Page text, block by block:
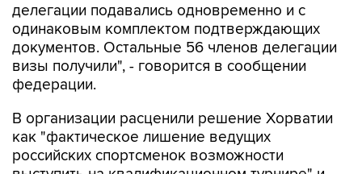
делегации подавались одновременно и с
одинаковым комплектом подтверждающих
документов. Остальные 56 членов делегации
визы получили", - говорится в сообщении
федерации.
В организации расценили решение Хорватии
как "фактическое лишение ведущих
российских спортсменок возможности